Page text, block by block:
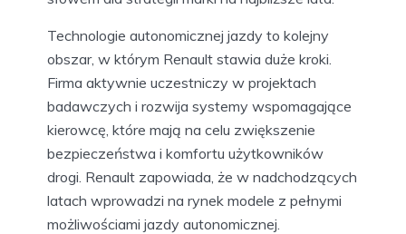
Technologie autonomicznej jazdy to kolejny
obszar, w którym Renault stawia duże kroki.
Firma aktywnie uczestniczy w projektach
badawczych i rozwija systemy wspomagające
kierowcę, które mają na celu zwiększenie
bezpieczeństwa i komfortu użytkowników
drogi. Renault zapowiada, że w nadchodzących
latach wprowadzi na rynek modele z pełnymi
możliwościami jazdy autonomicznej.